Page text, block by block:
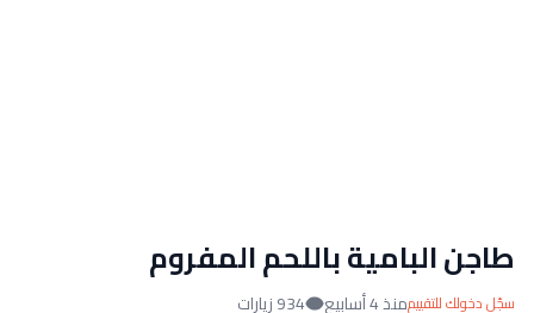
طاجن البامية باللحم المفروم
سجّل دخولك للتقييممنذ 4 أسابيع 934 زيارات